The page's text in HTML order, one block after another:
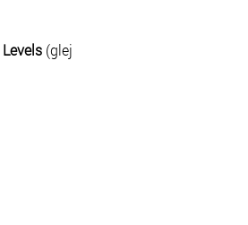
Levels (glej